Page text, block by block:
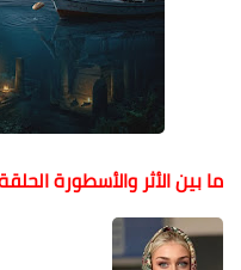
ما بين الأثر والأسطورة الحلقة ( 1) جزيرة